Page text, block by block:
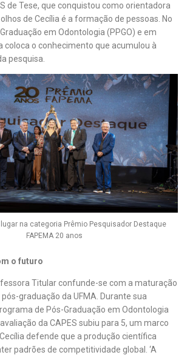
de Tese, que conquistou como orientadora
de Cecília é a formação de pessoas. No
em Odontologia (PPGO) e em
coloca o conhecimento que acumulou à
pesquisa.
na categoria Prêmio Pesquisador Destaque
FAPEMA 20 anos
o futuro
Titular confunde-se com a maturação
graduação da UFMA. Durante sua
de Pós-Graduação em Odontologia
da CAPES subiu para 5, um marco
defende que a produção científica
padrões de competitividade global. ‘A